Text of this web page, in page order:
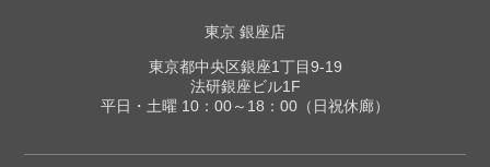
東京 銀座店
東京都中央区銀座1丁目9-19
法研銀座ビル1F
平日・土曜 10：00～18：00（日祝休廊）